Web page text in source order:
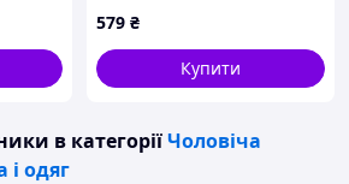
579 ₴
Купити
в категоріїЧоловіча
і одяг